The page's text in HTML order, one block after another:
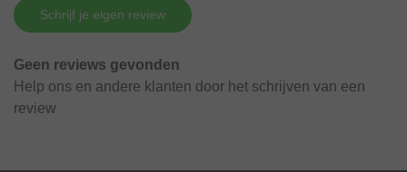
Schrijf je eigen review
Geen reviews gevonden
Help ons en andere klanten door het schrijven van een
review